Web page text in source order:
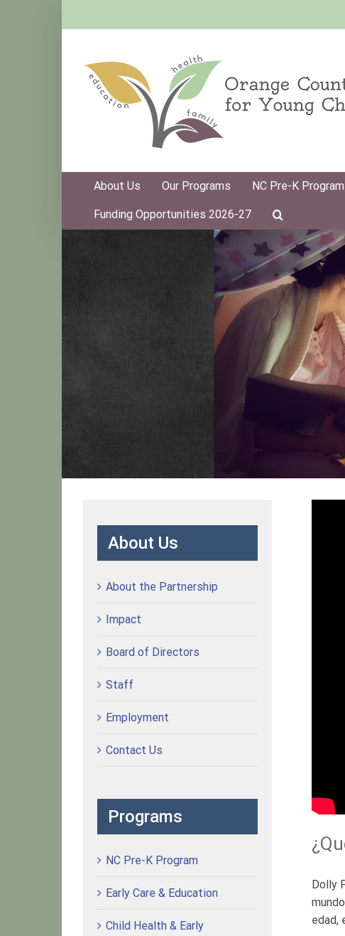
About Us Our Programs NC Pre-K Program
Funding Opportunities 2026-27
Dolly
edad,
About Us
About the Partnership
Impact
Board of Directors
Staff
Employment
Contact Us
Programs
NC Pre-K Program
Early Care & Education
Child Health & Early